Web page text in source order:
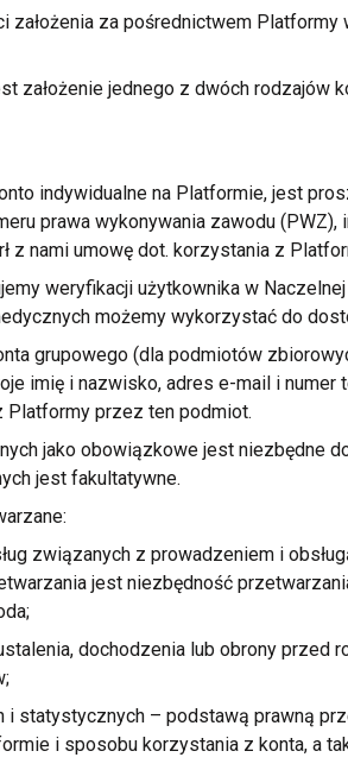
założenia za pośrednictwem
założenie jednego z dwóchrodzajów
indywidualne na Platformie, jest
prawa wykonywania zawodu
z namiumowę dot. korzystania z
weryfikacji użytkownika w Naczelnej
możemy wykorzystać do
grupowego (dla podmiotów
imię i nazwisko,adres e-mail i numer
Platformyprzez ten podmiot.
jako obowiązkowe jest niezbędne
jest fakultatywne.
związanych z prowadzeniem i
jest niezbędność
dochodzenia lub obrony
i statystycznych– podstawą prawną
i sposobukorzystania z konta, a